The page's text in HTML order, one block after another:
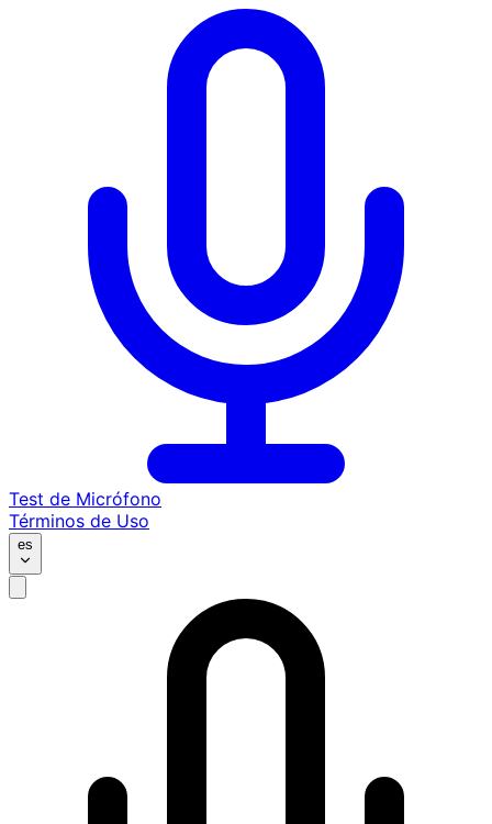
Test de Micrófono
Términos de Uso
es